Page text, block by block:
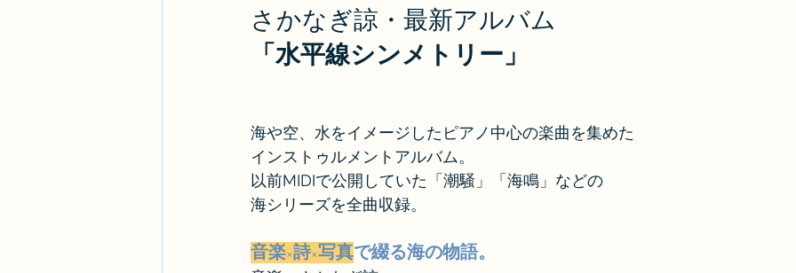
さかなぎ諒・最新アルバム
「水平線シンメトリー」
海や空、水をイメージしたピアノ中心の楽曲を集めた
インストゥルメントアルバム。
以前MIDIで公開していた「潮騒」「海鳴」などの
海シリーズを全曲収録。
音楽×詩×写真で綴る海の物語。